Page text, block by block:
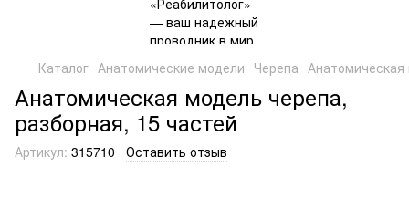
Каталог Анатомические модели Черепа Анатомическая
Анатомическая модель черепа,
разборная, 15 частей
Артикул: 315710 Оставить отзыв